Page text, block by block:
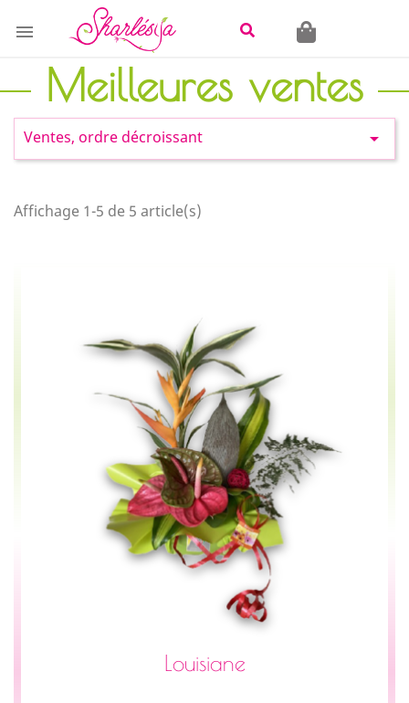

Meilleures ventes
Ventes, ordre décroissant 
Affichage 1-5 de 5 article(s)
Louisiane